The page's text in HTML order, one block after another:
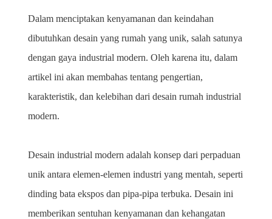
Dalam menciptakan kenyamanan dan keindahan
dibutuhkan desain yang rumah yang unik, salah satunya
dengan gaya industrial modern. Oleh karena itu, dalam
artikel ini akan membahas tentang pengertian,
karakteristik, dan kelebihan dari desain rumah industrial
modern.
Desain industrial modern adalah konsep dari perpaduan
unik antara elemen-elemen industri yang mentah, seperti
dinding bata ekspos dan pipa-pipa terbuka. Desain ini
memberikan sentuhan kenyamanan dan kehangatan